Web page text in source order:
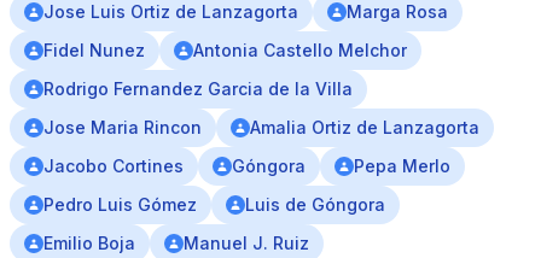
Jose Luis Ortiz de Lanzagorta
Marga Rosa
Fidel Nunez
Antonia Castello Melchor
Rodrigo Fernandez Garcia de la Villa
Jose Maria Rincon
Amalia Ortiz de Lanzagorta
Jacobo Cortines
Góngora
Pepa Merlo
Pedro Luis Gómez
Luis de Góngora
Emilio Boja
Manuel J. Ruiz